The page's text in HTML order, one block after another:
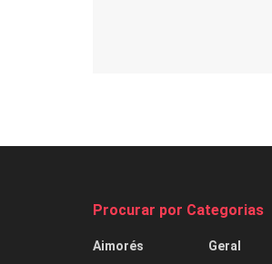
Procurar por Categorias
Aimorés
Geral